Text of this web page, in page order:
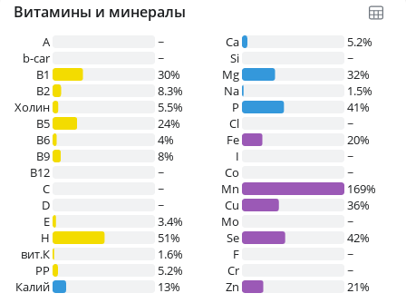
Витамины и минералы
A
~
b-car
~
В1
30%
B2
8.3%
Холин
5.5%
B5
24%
B6
4%
B9
8%
B12
~
C
~
D
~
E
3.4%
H
51%
вит.К
1.6%
PP
5.2%
Калий
13%
Ca
5.2%
Si
~
Mg
32%
Na
1.5%
P
41%
Cl
~
Fe
20%
I
~
Co
~
Mn
169%
Cu
36%
Mo
~
Se
42%
F
~
Cr
~
Zn
21%